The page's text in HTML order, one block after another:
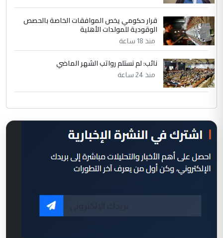
قرار حكومي يخص الموافقات الخاصة بالحصص
الوقودية للمولدات الأهلية
منذ 18 ساعة
نائب: لم نستلم رواتب الشهر الماضي
منذ 24 ساعة